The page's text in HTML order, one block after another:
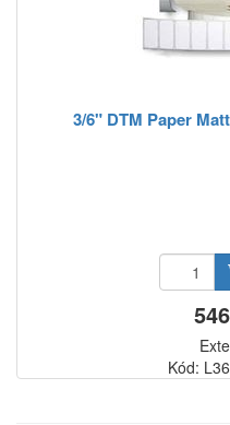
3/6" DTM Paper
Kód: